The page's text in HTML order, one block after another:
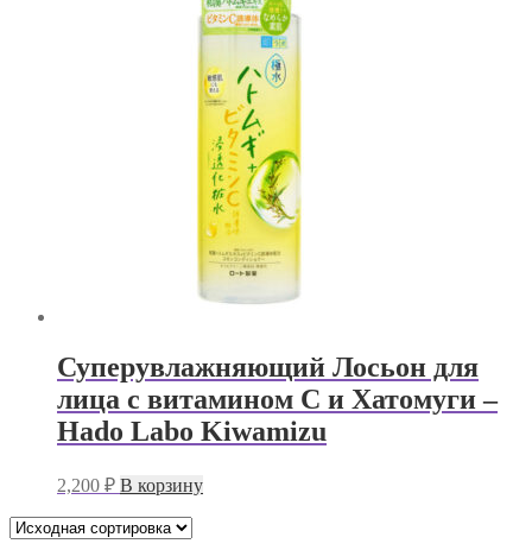
Суперувлажняющий Лосьон для
лица с витамином С и Хатомуги –
Hado Labo Kiwamizu
2,200 ₽ В корзину